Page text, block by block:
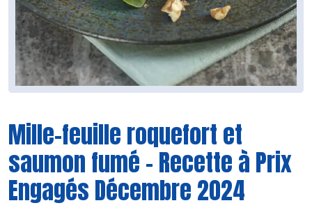
Mille-feuille roquefort et
saumon fumé - Recette à Prix
Engagés Décembre 2024